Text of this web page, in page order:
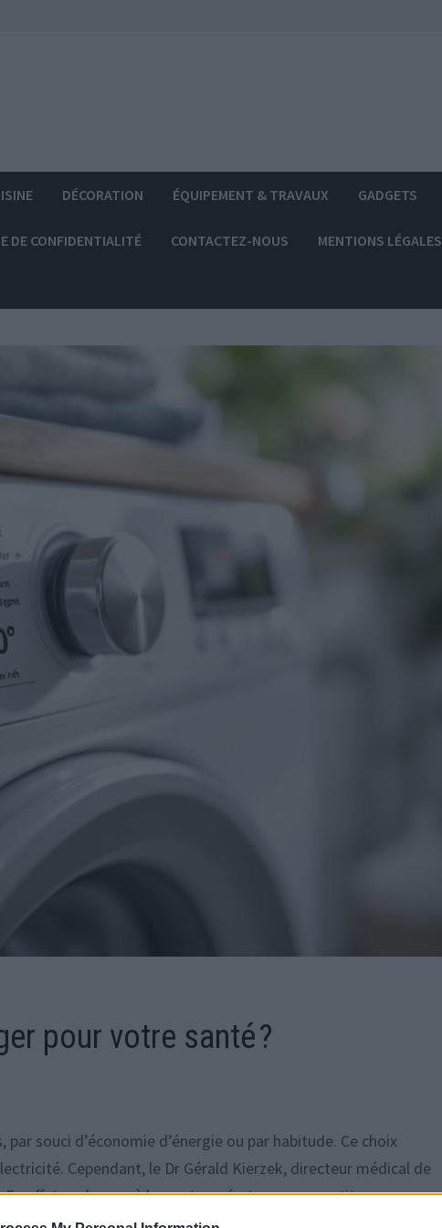
DÉCORATION ÉQUIPEMENT & TRAVAUX GADGETS
DE CONFIDENTIALITÉ CONTACTEZ-NOUS MENTIONS LÉGALES
pour votre santé ?
souci d’économie d’énergie ou par habitude. Ce choix
Cependant, le Dr Gérald Kierzek, directeur médical de
effet, un lavage à basse température ne garantit pas
le linge de lit.